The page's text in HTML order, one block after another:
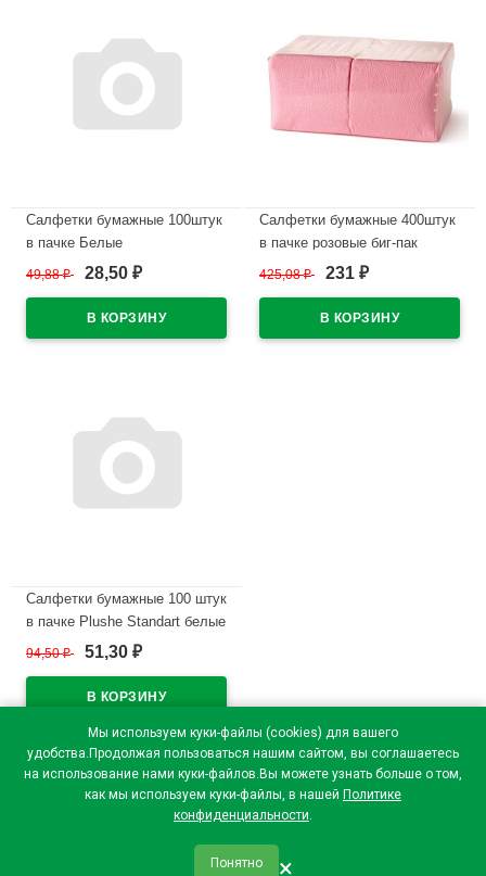
Мы используем куки-файлы (cookies) для вашего
удобства.Продолжая пользоваться нашим сайтом, вы соглашаетесь
на использование нами куки-файлов.Вы можете узнать больше о том,
как мы используем куки-файлы, в нашей Политике
конфиденциальности.
Понятно ×
Салфетки бумажные 100штук
в пачке Белые
В наличии
49,88₽ 28,50 ₽
Салфетки бумажные 400штук
в пачке розовые биг-пак
В наличии
425,08₽ 231 ₽
Салфетки бумажные 100 штук
в пачке Plushe Standart белые
В наличии
94,50₽ 51,30 ₽